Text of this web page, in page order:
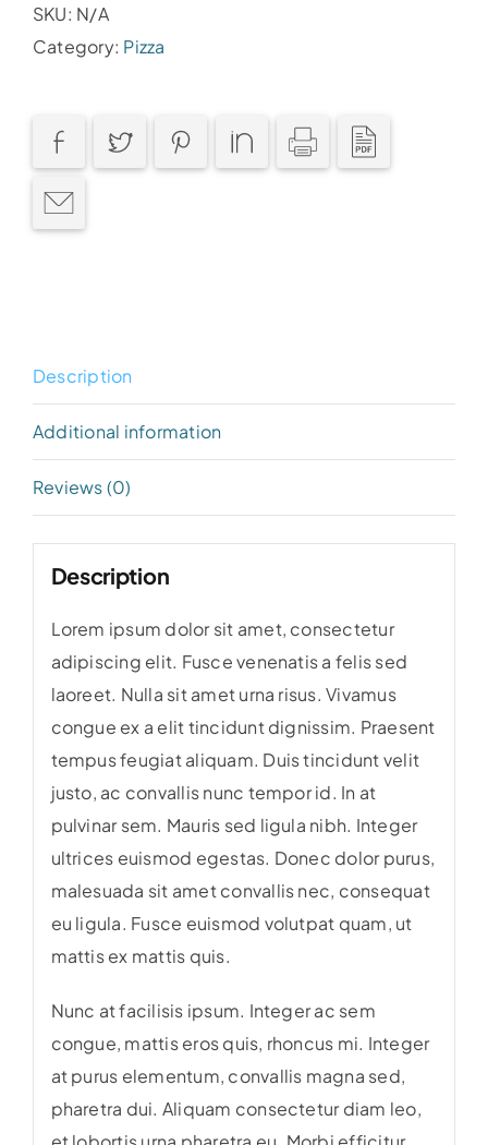
SKU: N/A
Category: Pizza
Description
Additional information
Reviews (0)
Description
Lorem ipsum dolor sit amet, consectetur
adipiscing elit. Fusce venenatis a felis sed
laoreet. Nulla sit amet urna risus. Vivamus
congue ex a elit tincidunt dignissim. Praesent
tempus feugiat aliquam. Duis tincidunt velit
justo, ac convallis nunc tempor id. In at
pulvinar sem. Mauris sed ligula nibh. Integer
ultrices euismod egestas. Donec dolor purus,
malesuada sit amet convallis nec, consequat
eu ligula. Fusce euismod volutpat quam, ut
mattis ex mattis quis.
Nunc at facilisis ipsum. Integer ac sem
congue, mattis eros quis, rhoncus mi. Integer
at purus elementum, convallis magna sed,
pharetra dui. Aliquam consectetur diam leo,